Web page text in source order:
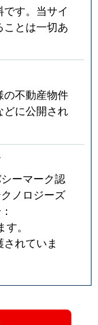
す。当サイ
ことは一切あ
の不動産物件
どに公開され
ーマーク認
ノロジーズ
。
れていま